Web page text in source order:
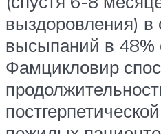
выздоровления) в
высыпаний в 48%
Фамцикловир